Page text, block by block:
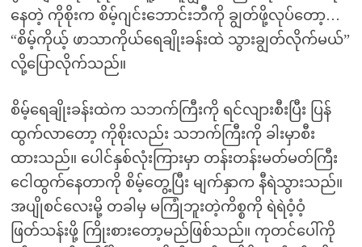
နေတဲ့ ကိုစိုးက စိမ့်ဂျင်းဘောင်းဘီကို ချွတ်ဖို့လုပ်တော့…
“စိမ့်ကိုယ့် ဖာသာကိုယ်ရေချိုးခန်းထဲ သွားချွတ်လိုက်မယ်”
လို့ပြောလိုက်သည်။
စိမ့်ရေချိုးခန်းထဲက သဘက်ကြီးကို ရင်လျားစီးပြီး ပြန်
ထွက်လာတော့ ကိုစိုးလည်း သဘက်ကြီးကို ခါးမှာစီး
ထားသည်။ ပေါင်နှစ်လုံးကြားမှာ တန်းတန်းမတ်မတ်ကြီး
ငေါထွက်နေတာကို စိမ့်တွေ့ပြီး မျက်နှာက နီရဲသွားသည်။
အပျိုစင်လေးမို့ တခါမှ မကြုံဘူးတဲ့ကိစ္စကို ရဲရဲဝံ့ဝံ့
ဖြတ်သန်းဖို့ ကြိုးစားတော့မည်ဖြစ်သည်။ ကုတင်ပေါ်ကို